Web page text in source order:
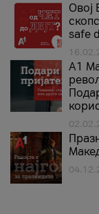
Овој
safe
А1